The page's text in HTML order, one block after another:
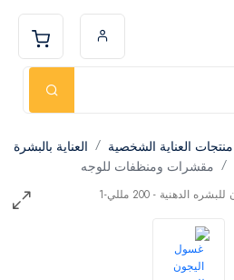
منتجات العناية الشخصية
العناية بالبشرة
مقشرات ومنظفات للوجه